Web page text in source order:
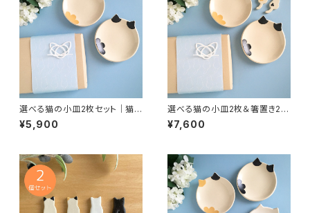
選べる猫の小皿2枚セット｜猫
好きさんへ贈る 手づくり陶器
¥5,900
選べる猫の小皿2枚＆箸置き2個
セット 猫好きさんへのギフトに
手づくり陶器
¥7,600